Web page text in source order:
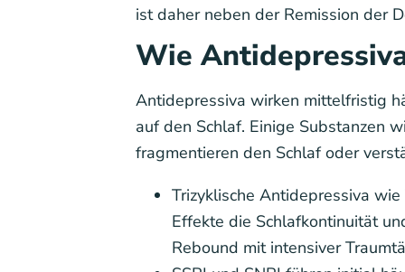
ist daher neben der Remission der
Wie
Antidepressiva wirken mittelfristig
auf den Schlaf. Einige Substanzen
fragmentieren den Schlaf oder
Trizyklische Antidepressiva
Effekte die Schlafkontinuität
Rebound mit intensiver